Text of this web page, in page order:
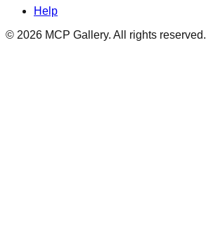
Help
© 2026 MCP Gallery. All rights reserved.